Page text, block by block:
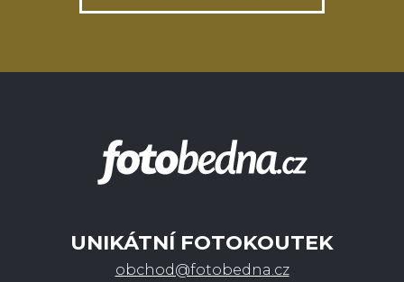
UNIKÁTNÍ FOTOKOUTEK
obchod@fotobedna.cz